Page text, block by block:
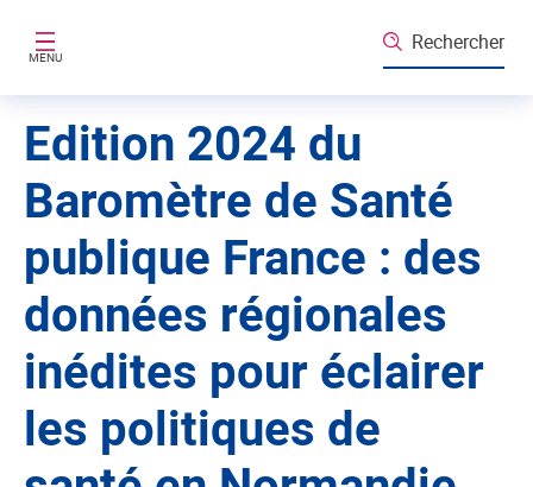
MENU
Rechercher
Edition 2024 du
Baromètre de Santé
publique France : des
données régionales
inédites pour éclairer
les politiques de